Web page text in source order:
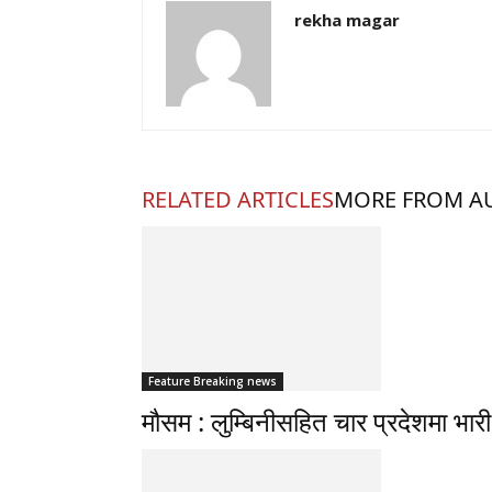
rekha magar
RELATED ARTICLESMORE FROM
Feature Breaking news
मौसम : लुम्बिनीसहित चार प्रदेशमा